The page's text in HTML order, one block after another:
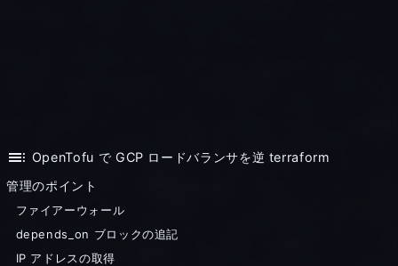
toc OpenTofu で GCP ロードバランサを逆 terraform
管理のポイント
ファイアーウォール
depends_on ブロックの追記
IP アドレスの取得